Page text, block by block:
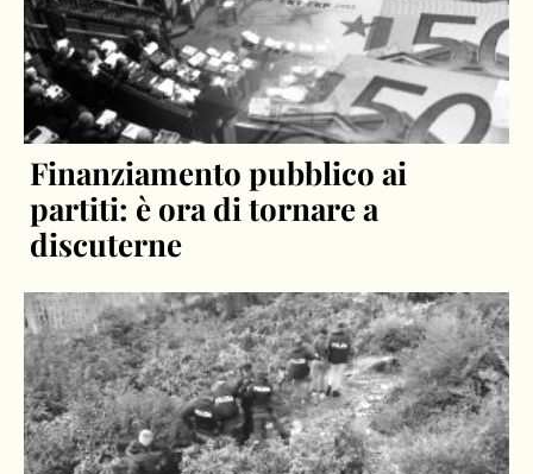
Finanziamento pubblico ai
partiti: è ora di tornare a
discuterne